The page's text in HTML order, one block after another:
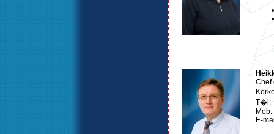
Chef
T�l:
E-